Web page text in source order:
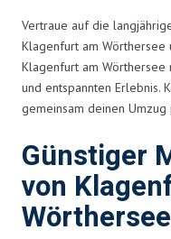
Vertraue auf die
Klagenfurt am Wörthersee
Klagenfurt am Wörthersee
und entspannten Erlebnis.
gemeinsam deinen Umzug
Günstiger
von